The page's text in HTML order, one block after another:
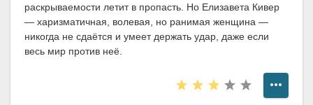
раскрываемости летит в пропасть. Но Елизавета Кивер
— харизматичная, волевая, но ранимая женщина —
никогда не сдаётся и умеет держать удар, даже если
весь мир против неё.